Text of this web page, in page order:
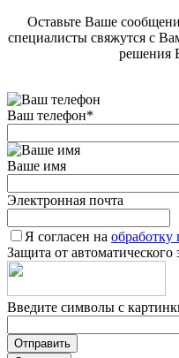
Оставьте Ваше
специалисты свяжутся с
решения
Ваш телефон*
Ваше имя
Электронная почта
Я согласен на
Защита от автоматического
Введите символы с